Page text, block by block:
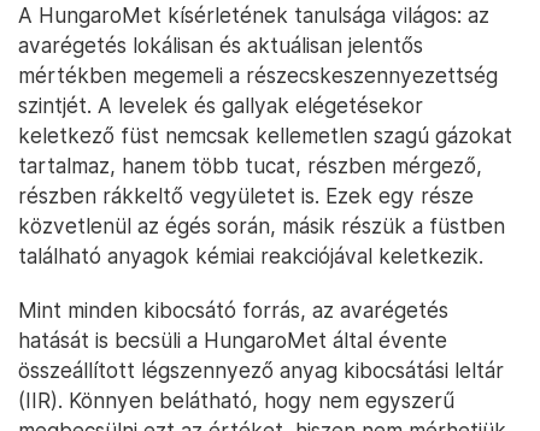
A HungaroMet kísérletének tanulsága világos: az
avarégetés lokálisan és aktuálisan jelentős
mértékben megemeli a részecskeszennyezettség
szintjét. A levelek és gallyak elégetésekor
keletkező füst nemcsak kellemetlen szagú gázokat
tartalmaz, hanem több tucat, részben mérgező,
részben rákkeltő vegyületet is. Ezek egy része
közvetlenül az égés során, másik részük a füstben
található anyagok kémiai reakciójával keletkezik.
Mint minden kibocsátó forrás, az avarégetés
hatását is becsüli a HungaroMet által évente
összeállított légszennyező anyag kibocsátási leltár
(IIR). Könnyen belátható, hogy nem egyszerű